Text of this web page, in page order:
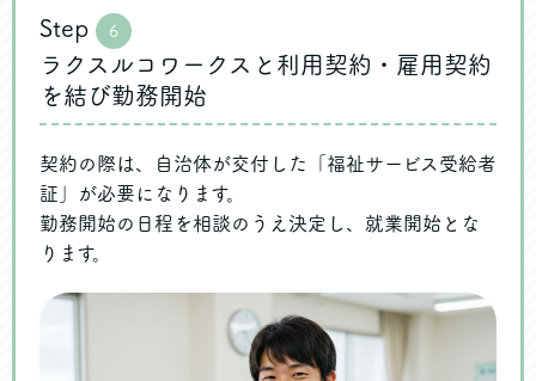
Step 6
ラクスルコワークスと利用契約・雇用契約
を結び勤務開始
契約の際は、自治体が交付した「福祉サービス受給者
証」が必要になります。
勤務開始の日程を相談のうえ決定し、就業開始とな
ります。